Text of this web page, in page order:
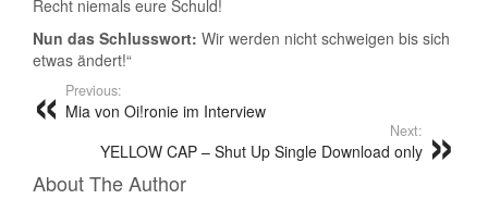
Recht niemals eure Schuld!
Nun das Schlusswort: Wir werden nicht schweigen bis sich
etwas ändert!“
Previous:
Mia von Oi!ronie im Interview
Next:
YELLOW CAP – Shut Up Single Download only
About The Author